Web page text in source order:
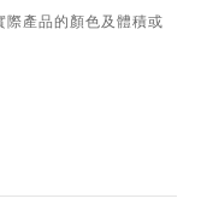
產品的顏色及體積或